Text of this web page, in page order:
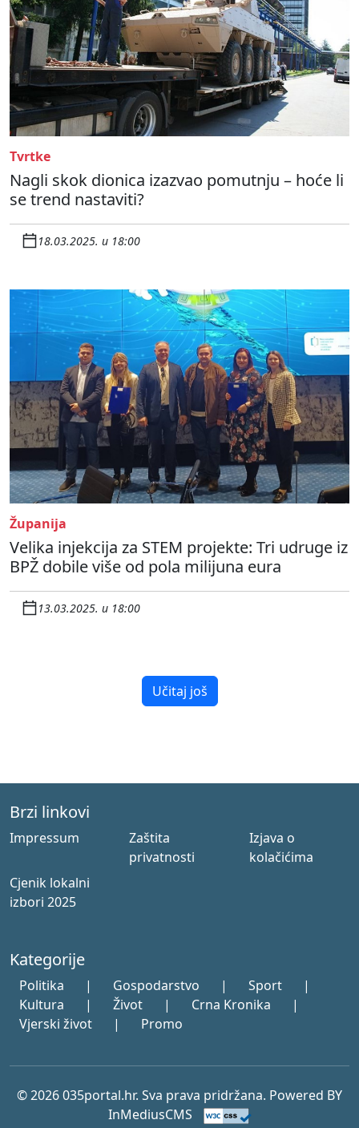
Tvrtke
Nagli skok dionica izazvao pomutnju – hoće li
se trend nastaviti?
18.03.2025. u 18:00
Županija
Velika injekcija za STEM projekte: Tri udruge iz
BPŽ dobile više od pola milijuna eura
13.03.2025. u 18:00
Učitaj još
Brzi linkovi
Impressum
Zaštita
privatnosti
Izjava o
kolačićima
Cjenik lokalni
izbori 2025
Kategorije
Politika | Gospodarstvo | Sport
|
Kultura
| Život | Crna Kronika
|
Vjerski život
| Promo
© 2026 035portal.hr. Sva prava pridržana. Powered BY
InMediusCMS